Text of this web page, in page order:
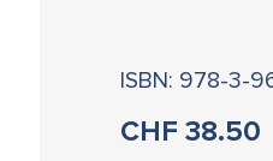
ISBN: 978-3-
CHF38.50